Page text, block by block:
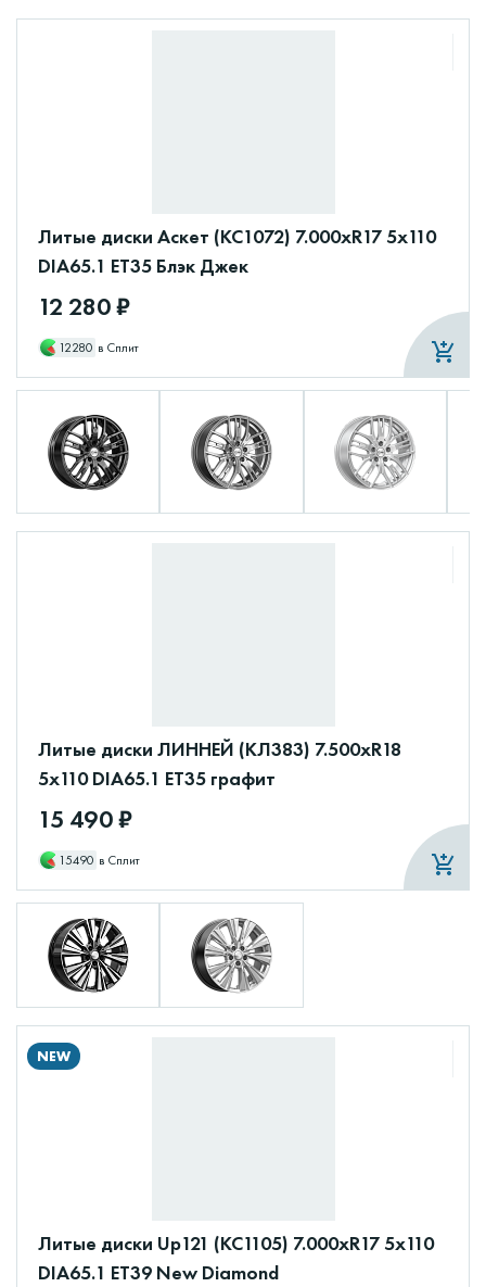
Литые диски Аскет (КС1072) 7.000xR17 5x110
DIA65.1 ET35 Блэк Джек
12 280 ₽
12280 в Сплит
Литые диски ЛИННЕЙ (КЛ383) 7.500xR18
5x110 DIA65.1 ET35 графит
15 490 ₽
15490 в Сплит
NEW
Литые диски Up121 (КС1105) 7.000xR17 5x110
DIA65.1 ET39 New Diamond